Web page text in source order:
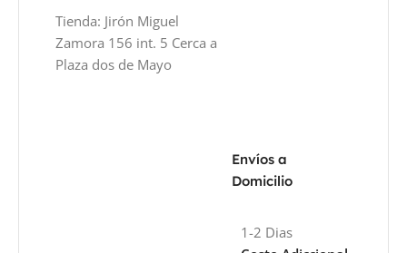
Tienda: Jirón Miguel
Zamora 156 int. 5 Cerca a
Plaza dos de Mayo
Envíos a
Domicilio
1-2 Dias